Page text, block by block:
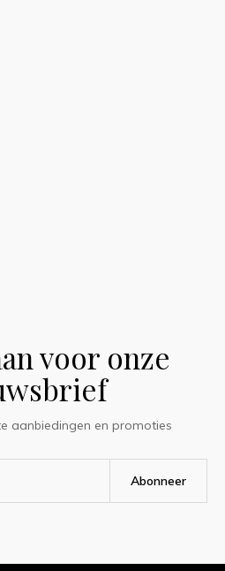
voor onze
aanbiedingen en promoties
Abonneer